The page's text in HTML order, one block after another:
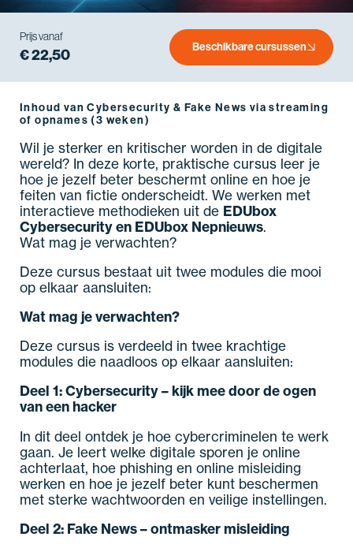
Prijs vanaf
€ 22,50 Beschikbare cursussen
Inhoud van Cybersecurity & Fake News via streaming
of opnames (3 weken)
Wil je sterker en kritischer worden in de digitale
wereld? In deze korte, praktische cursus leer je
hoe je jezelf beter beschermt online en hoe je
feiten van fictie onderscheidt. We werken met
interactieve methodieken uit de EDUbox
Cybersecurity en EDUbox Nepnieuws.
Wat mag je verwachten?
Deze cursus bestaat uit twee modules die mooi
op elkaar aansluiten:
Wat mag je verwachten?
Deze cursus is verdeeld in twee krachtige
modules die naadloos op elkaar aansluiten:
Deel 1: Cybersecurity – kijk mee door de ogen
van een hacker
In dit deel ontdek je hoe cybercriminelen te werk
gaan. Je leert welke digitale sporen je online
achterlaat, hoe phishing en online misleiding
werken en hoe je jezelf beter kunt beschermen
met sterke wachtwoorden en veilige instellingen.
Deel 2: Fake News – ontmasker misleiding